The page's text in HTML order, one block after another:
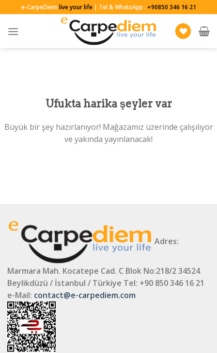
to
content
e-CarpeDiemlive your life| Tel & WhatsApp : +90850 346 16 21
Ufukta harika şeyler var
Büyük bir şey hazırlanıyor! Mağazamız üzerinde çalışılıyor
ve yakında yayınlanacak!
Adres:
Marmara Mah. Kocatepe Cad. C Blok No:218/2 34524
Beylikdüzü / İstanbul / Türkiye Tel: +90 850 346 16 21
e-Mail: contact@e-carpediem.com